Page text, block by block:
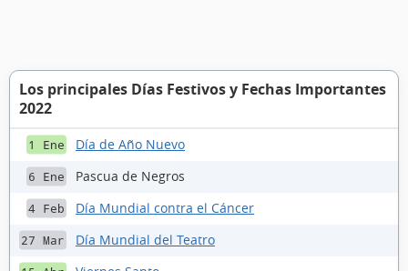
Los principales Días Festivos y Fechas Importantes
2022
1 Ene Día de Año Nuevo
6 Ene Pascua de Negros
4 Feb Día Mundial contra el Cáncer
27 Mar Día Mundial del Teatro